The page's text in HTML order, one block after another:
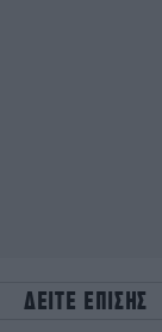
ΔΕΙΤΕ ΕΠΙΣΗΣ